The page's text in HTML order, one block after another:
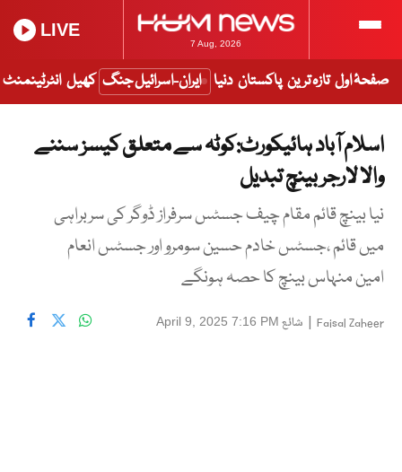
7 Aug, 2026
LIVE
صفحۂ اول تازہ ترین پاکستان دنیا ایران-اسرائیل جنگ کھیل انٹرٹینمنٹ
اسلام آباد ہائیکورٹ:کوٹہ سے متعلق کیسز سننے
والا لارجر بینچ تبدیل
نیا بینچ قائم مقام چیف جسٹس سرفراز ڈوگر کی سربراہی
میں قائم ،جسٹس خادم حسین سومرو اور جسٹس انعام
امین منہاس بینچ کا حصہ ہونگے
Faisal Zaheer
| شائع April 9, 2025 7:16 PM